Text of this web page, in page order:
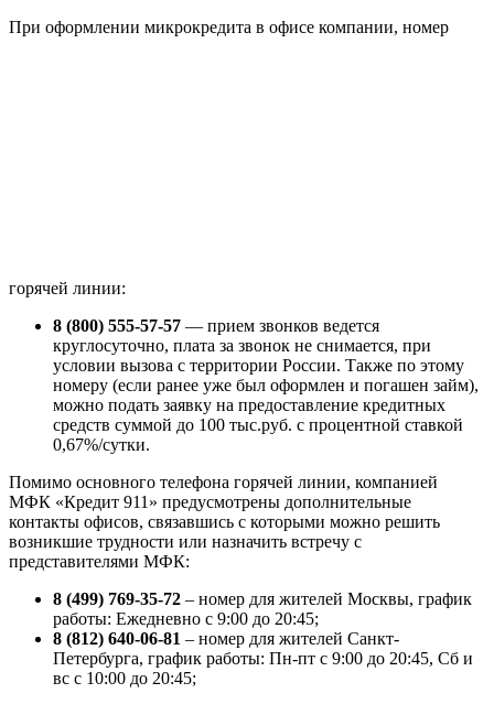
При оформлении микрокредита в офисе компании, номер
горячей линии:
8 (800) 555-57-57 — прием звонков ведется
круглосуточно, плата за звонок не снимается, при
условии вызова с территории России. Также по этому
номеру (если ранее уже был оформлен и погашен займ),
можно подать заявку на предоставление кредитных
средств суммой до 100 тыс.руб. с процентной ставкой
0,67%/сутки.
Помимо основного телефона горячей линии, компанией
МФК «Кредит 911» предусмотрены дополнительные
контакты офисов, связавшись с которыми можно решить
возникшие трудности или назначить встречу с
представителями МФК:
8 (499) 769-35-72 – номер для жителей Москвы, график
работы: Ежедневно с 9:00 до 20:45;
8 (812) 640-06-81 – номер для жителей Санкт-
Петербурга, график работы: Пн-пт с 9:00 до 20:45, Сб и
вс с 10:00 до 20:45;